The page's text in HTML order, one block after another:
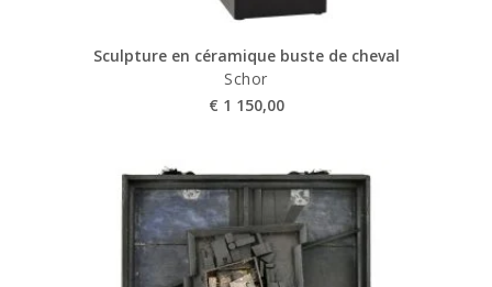
Sculpture en céramique buste de cheval
Schor
€ 1 150,00